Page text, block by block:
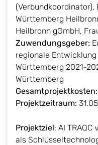
Württemberg
Heilbronn gGmbH,
Zuwendungsgeber:
regionale Entwicklung
Württemberg 2021-
Württemberg
Gesamtprojektkosten:
Projektzeitraum:
Projektziel: AI
als